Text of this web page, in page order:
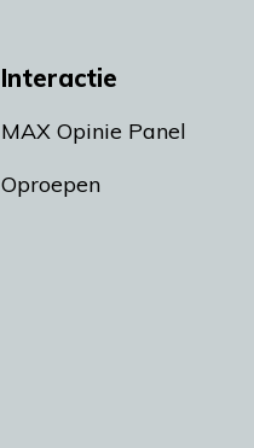
Interactie
MAX Opinie Panel
Oproepen